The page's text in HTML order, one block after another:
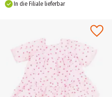
In die Filiale lieferbar